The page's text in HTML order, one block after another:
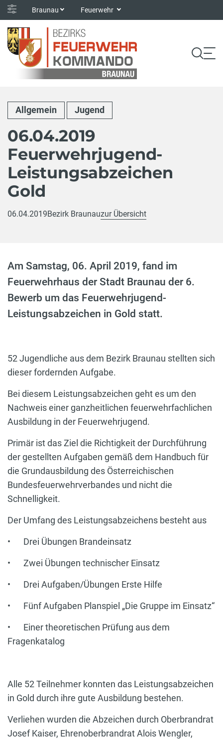
Braunau Feuerwehr
Allgemein Jugend
06.04.2019
Feuerwehrjugend-
Leistungsabzeichen
Gold
06.04.2019Bezirk Braunauzur Übersicht
Am Samstag, 06. April 2019, fand im
Feuerwehrhaus der Stadt Braunau der 6.
Bewerb um das Feuerwehrjugend-
Leistungsabzeichen in Gold statt.
52 Jugendliche aus dem Bezirk Braunau stellten sich
dieser fordernden Aufgabe.
Bei diesem Leistungsabzeichen geht es um den
Nachweis einer ganzheitlichen feuerwehrfachlichen
Ausbildung in der Feuerwehrjugend.
Primär ist das Ziel die Richtigkeit der Durchführung
der gestellten Aufgaben gemäß dem Handbuch für
die Grundausbildung des Österreichischen
Bundesfeuerwehrverbandes und nicht die
Schnelligkeit.
Der Umfang des Leistungsabzeichens besteht aus
• Drei Übungen Brandeinsatz
• Zwei Übungen technischer Einsatz
• Drei Aufgaben/Übungen Erste Hilfe
• Fünf Aufgaben Planspiel „Die Gruppe im Einsatz“
•
Einer theoretischen Prüfung aus dem
Fragenkatalog
Alle 52 Teilnehmer konnten das Leistungsabzeichen
in Gold durch ihre gute Ausbildung bestehen.
Verliehen wurden die Abzeichen durch Oberbrandrat
Josef Kaiser, Ehrenoberbrandrat Alois Wengler,